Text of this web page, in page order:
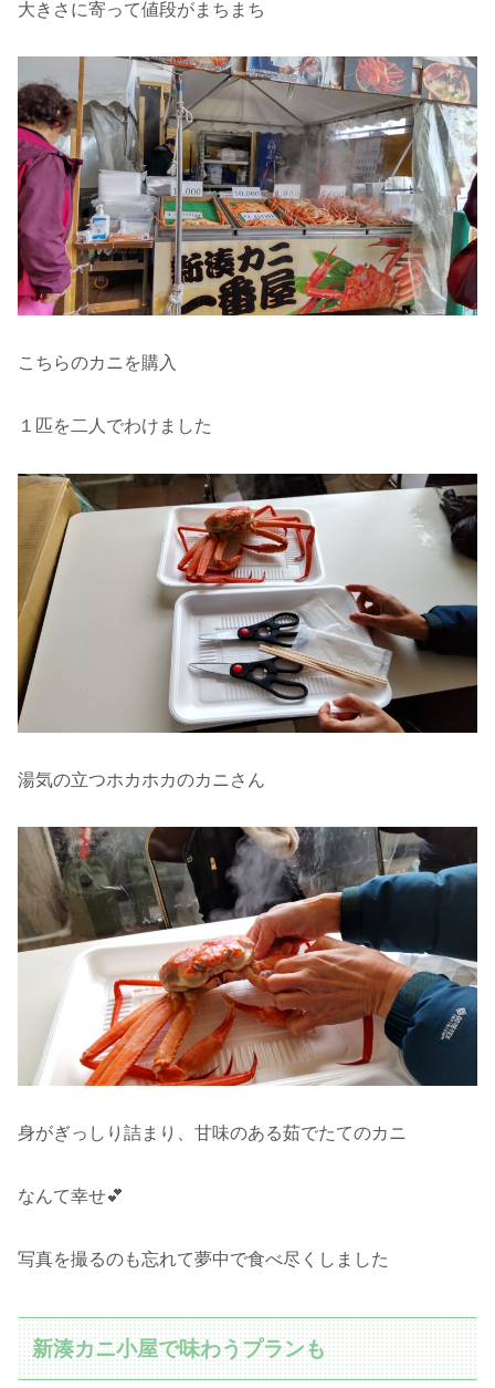
大きさに寄って値段がまちまち
こちらのカニを購入
１匹を二人でわけました
湯気の立つホカホカのカニさん
身がぎっしり詰まり、甘味のある茹でたてのカニ
なんて幸せ💕
写真を撮るのも忘れて夢中で食べ尽くしました
新湊カニ小屋で味わうプランも